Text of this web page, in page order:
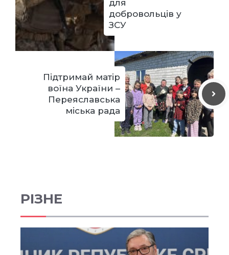
для
добровольців у
ЗСУ
Підтримай матір
воїна України –
Переяславська
міська рада
РІЗНЕ